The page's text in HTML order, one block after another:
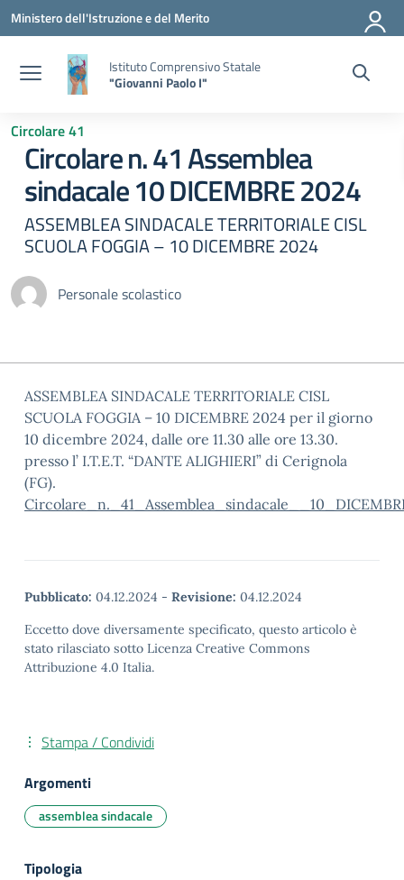
Vai ai contenuti
Vai al menu di navigazione
Vai al footer
Ministero dell'Istruzione e del Merito
Istituto Comprensivo Statale
"Giovanni Paolo I"
Circolare 41
Circolare n. 41 Assemblea
sindacale 10 DICEMBRE 2024
ASSEMBLEA SINDACALE TERRITORIALE CISL
SCUOLA FOGGIA – 10 DICEMBRE 2024
Personale scolastico
ASSEMBLEA SINDACALE TERRITORIALE CISL
SCUOLA FOGGIA – 10 DICEMBRE 2024 per il giorno
10 dicembre 2024, dalle ore 11.30 alle ore 13.30.
presso l’ I.T.E.T. “DANTE ALIGHIERI” di Cerignola
(FG).
Pubblicato: 04.12.2024 - Revisione: 04.12.2024
Eccetto dove diversamente specificato, questo articolo è
stato rilasciato sotto Licenza Creative Commons
Attribuzione 4.0 Italia.
Stampa / Condividi
Argomenti
assemblea sindacale
Tipologia